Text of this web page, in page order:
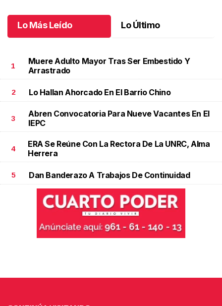
Lo Más Leído Lo Último
1
Muere Adulto Mayor Tras Ser Embestido Y
Arrastrado
2 Lo Hallan Ahorcado En El Barrio Chino
3
Abren Convocatoria Para Nueve Vacantes En El
IEPC
4
ERA Se Reúne Con La Rectora De La UNRC, Alma
Herrera
5 Dan Banderazo A Trabajos De Continuidad